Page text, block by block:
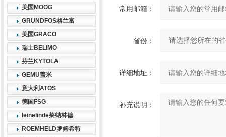
美国MOOG
GRUNDFOS格兰富
美国GRACO
瑞士BELIMO
芬兰KYTOLA
GEMU盖米
意大利ATOS
德国FSG
leinelinde莱纳林德
ROEMHELD罗姆希特
常用邮箱：
省份：
详细地址：
补充说明：